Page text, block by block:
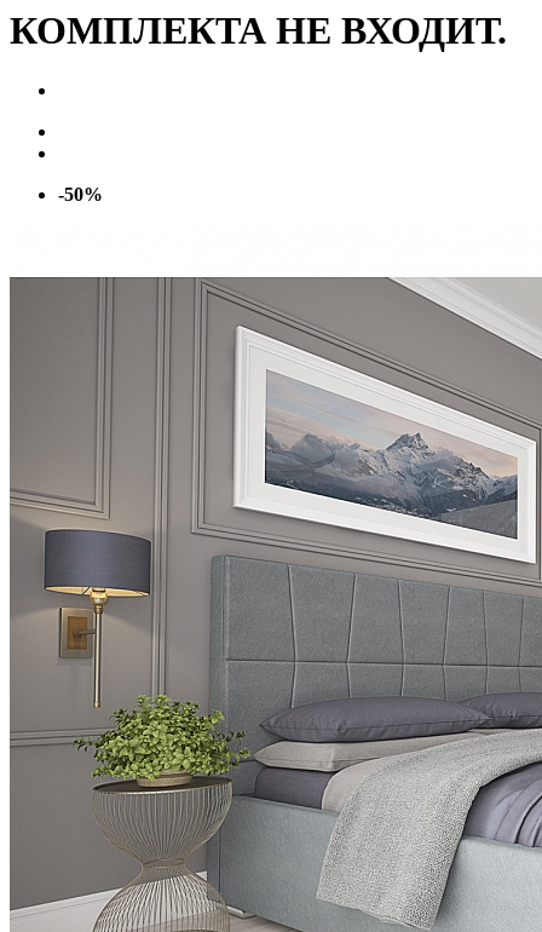
КОМПЛЕКТА НЕ ВХОДИТ.
-50%